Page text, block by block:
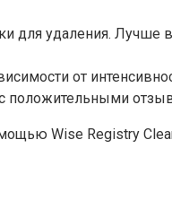
для удаления.
от
Wise Registry